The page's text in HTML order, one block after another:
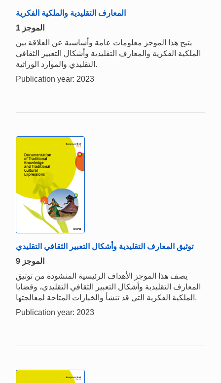
المعارف التقليدية والملكية الفكرية
الموجز 1
يتيح هذا الموجز معلومات عامة وأساسية عن العلاقة بين
الملكية الفكرية والمعارف التقليدية وأشكال التعبير الثقافي
التقليدي والموارد الوراثية.
Publication year: 2023
توثيق المعارف التقليدية وأشكال التعبير الثقافي التقليدي
الموجز 9
يصف هذا الموجز الأهداف الرئيسية المنشودة من توثيق
المعارف التقليدية وأشكال التعبير الثقافي التقليدي، وقضايا
الملكية الفكرية التي قد تنشأ والخيارات المتاحة لمعالجتها.
Publication year: 2023